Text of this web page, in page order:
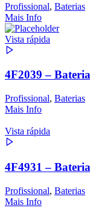
Profissional, Baterias
Mais Info
Vista rápida
4F2039 –
Profissional, Baterias
Mais Info
Vista rápida
4F4931 –
Profissional, Baterias
Mais Info